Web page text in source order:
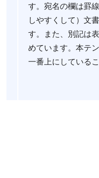
す。宛名の欄は罫
しやすくして）文
す。また、別記は
めています。本テ
一番上にしている